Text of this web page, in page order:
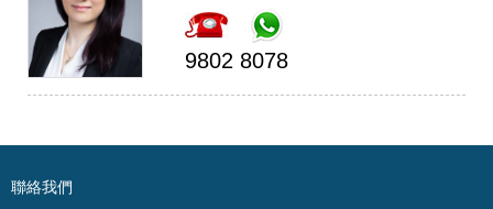
9802 8078
聯絡我們